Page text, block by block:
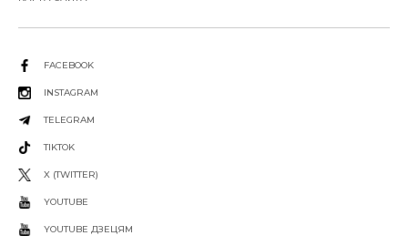
FACEBOOK
INSTAGRAM
TELEGRAM
TIKTOK
X (TWITTER)
YOUTUBE
YOUTUBE ДЗЕЦЯМ